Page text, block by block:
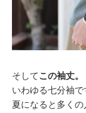
そしてこの袖丈。
いわゆる七分袖で
夏になると多く